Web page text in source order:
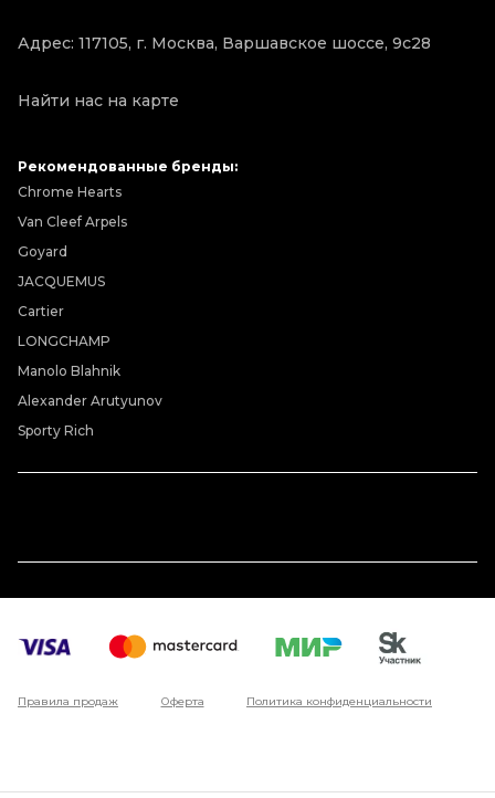
Адрес: 117105, г. Москва, Варшавское шоссе, 9с28
Найти нас на карте
Рекомендованные бренды:
Chrome Hearts
Van Cleef Arpels
Goyard
JACQUEMUS
Cartier
LONGCHAMP
Manolo Blahnik
Alexander Arutyunov
Sporty Rich
Правила продаж Оферта Политика конфиденциальности